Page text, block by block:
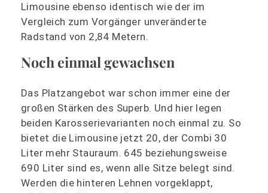
Limousine ebenso identisch wie der im
Vergleich zum Vorgänger unveränderte
Radstand von 2,84 Metern.
Noch einmal gewachsen
Das Platzangebot war schon immer eine der
großen Stärken des Superb. Und hier legen
beiden Karosserievarianten noch einmal zu. So
bietet die Limousine jetzt 20, der Combi 30
Liter mehr Stauraum. 645 beziehungsweise
690 Liter sind es, wenn alle Sitze belegt sind.
Werden die hinteren Lehnen vorgeklappt,